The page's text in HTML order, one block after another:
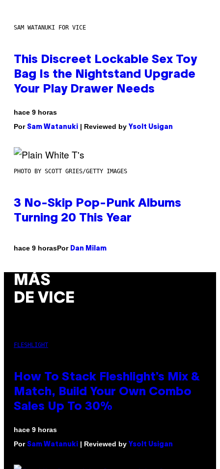
SAM WATANUKI FOR VICE
This Discreet Lockable Sex Toy
Bag Is the Nightstand Upgrade
Your Play Drawer Needs
hace 9 horas
Por Sam Watanuki | Reviewed by Ysolt Usigan
PHOTO BY SCOTT GRIES/GETTY IMAGES
3 No-Skip Pop-Punk Albums
Turning 20 This Year
hace 9 horasPor Dan Milam
MÁS
DE VICE
FLESHLIGHT
How To Stack Fleshlight’s Mix &
Match, Build Your Own Combo
Sales Up To 30%
hace 9 horas
Por Sam Watanuki | Reviewed by Ysolt Usigan